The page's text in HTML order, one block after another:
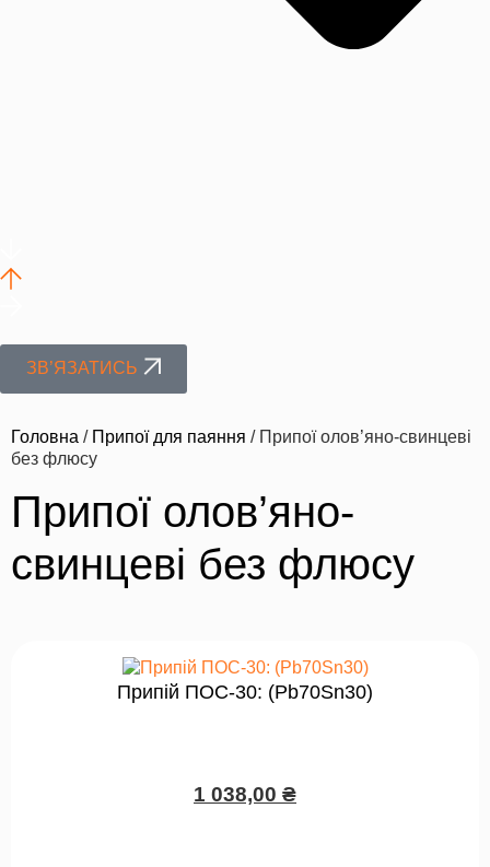
ЗВ’ЯЗАТИСЬ
Головна / Припої для паяння / Припої олов’яно-свинцеві
без флюсу
Припої олов’яно-
свинцеві без флюсу
Припій ПОС-30: (Pb70Sn30)
1 038,00 ₴